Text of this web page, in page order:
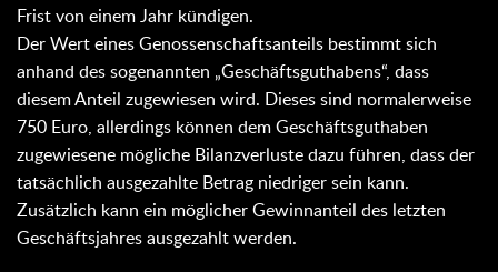
Frist von einem Jahr kündigen.
Der Wert eines Genossenschaftsanteils bestimmt sich
anhand des sogenannten „Geschäftsguthabens“, dass
diesem Anteil zugewiesen wird. Dieses sind normalerweise
750 Euro, allerdings können dem Geschäftsguthaben
zugewiesene mögliche Bilanzverluste dazu führen, dass der
tatsächlich ausgezahlte Betrag niedriger sein kann.
Zusätzlich kann ein möglicher Gewinnanteil des letzten
Geschäftsjahres ausgezahlt werden.